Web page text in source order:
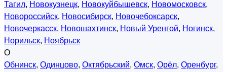
Тагил, Новокузнецк, Новокуйбышевск, Новомосковск,
Новороссийск, Новосибирск, Новочебоксарск,
Новочеркасск, Новошахтинск, Новый Уренгой, Ногинск,
Норильск, Ноябрьск
О
Обнинск, Одинцово, Октябрьский, Омск, Орёл, Оренбург,